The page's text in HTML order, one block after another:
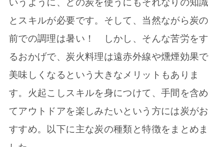
いうように、どの炭を使うにもそれなりの知識
とスキルが必要です。そして、当然ながら炭の
前での調理は暑い！ しかし、そんな苦労をす
るおかげで、炭火料理は遠赤外線や燻煙効果で
美味しくなるという大きなメリットもありま
す。火起こしスキルを身につけて、手間を含め
てアウトドアを楽しみたいという方には炭がお
すすめ。以下に主な炭の種類と特徴をまとめま